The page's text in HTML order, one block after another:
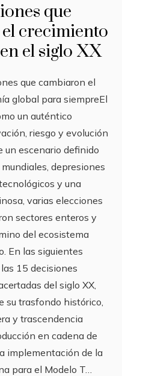
que
crecimiento
el siglo XX
que cambiaron el
global para siempreEl
un auténtico
riesgo y evolución
un escenario definido
depresiones
y una
varias elecciones
sectores enteros y
del ecosistema
En las siguientes
15 decisiones
del siglo XX,
su trasfondo histórico,
y trascendencia
en cadena de
implementación de la
para el Modelo T…